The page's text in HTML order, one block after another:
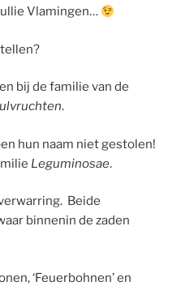
Vlamingen…
bij de familie van de
.
hun naam niet gestolen!
Leguminosae.
Beide
binnenin de zaden
‘Feuerbohnen’ en